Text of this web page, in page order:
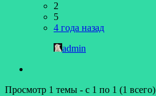
2
5
4 года назад
admin
Просмотр 1 темы - с 1 по 1 (1 всего)